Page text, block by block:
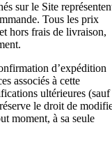
sur le Site
Tous les prix
hors frais de livraison,
d’expédition
associés à cette
ultérieures (sauf
le droit de
moment, à sa seule